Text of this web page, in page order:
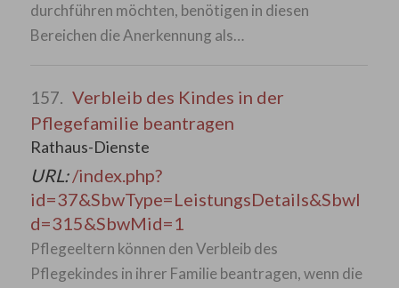
durchführen möchten, benötigen in diesen
Bereichen die Anerkennung als…
157. Verbleib des Kindes in der
Pflegefamilie beantragen
Rathaus-Dienste
URL:/index.php?
id=37&SbwType=LeistungsDetails&SbwI
d=315&SbwMid=1
Pflegeeltern können den Verbleib des
Pflegekindes in ihrer Familie beantragen, wenn die